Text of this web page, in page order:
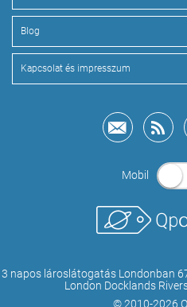
Blog
Kapcsolat és impresszum
Mobil
3 napos lároslátogatás Londonban
London Docklands
© 2010-2026